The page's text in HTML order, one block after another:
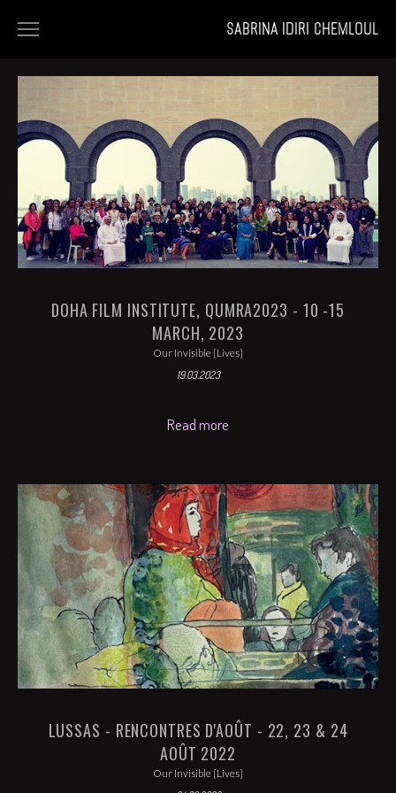
SABRINA IDIRI CHEMLOUL
PORTFOLIOS
DOHA FILM INSTITUTE, QUMRA2023 - 10 -15
MARCH, 2023
Our Invisible [Lives]
19.03.2023
Read more
LUSSAS - RENCONTRES D'AOÛT - 22, 23 & 24
AOÛT 2022
Our Invisible [Lives]